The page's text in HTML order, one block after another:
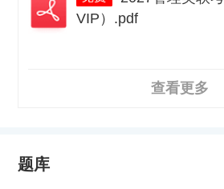
VIP）.pdf
查看更多
题库